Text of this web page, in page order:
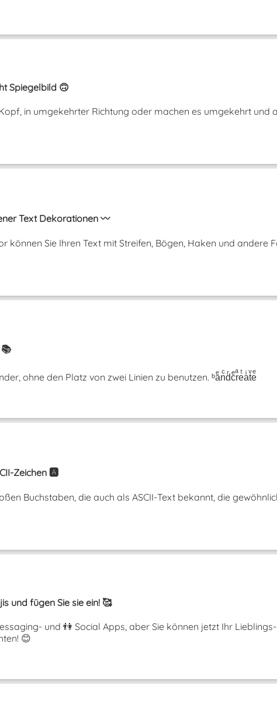
Spiegelbild 🙃
in umgekehrter Richtung oder machen es umgekehrt
Text Dekorationen 〰️
können Sie Ihren Text mit Streifen, Bögen, Haken und andere
ohne den Platz von zwei Linien zu benutzen. ᵇaͤnͨdͬcͤrͣeͭaͥtͮeͤ
Zeichen 🅰️
Buchstaben, die auch als ASCII-Text bekannt, die
und fügen Sie sie ein! 🥰
und 👫 Social Apps, aber Sie können jetzt Ihr
😊